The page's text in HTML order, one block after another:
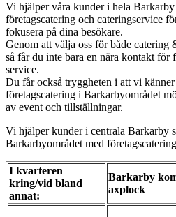
Vi hjälper våra kunder i hela
företagscatering och cateringservice
fokusera på dina besökare.
Genom att välja oss för både
så får du inte bara en nära kontakt för
service.
Du får också tryggheten i att vi
företagscatering i Barkarbyområdet
av event och tillställningar.
Vi hjälper kunder i centrala Barkarby
Barkarbyområdet med
I kvarteren
kring/vid bland
annat:
Barkarby
axplock